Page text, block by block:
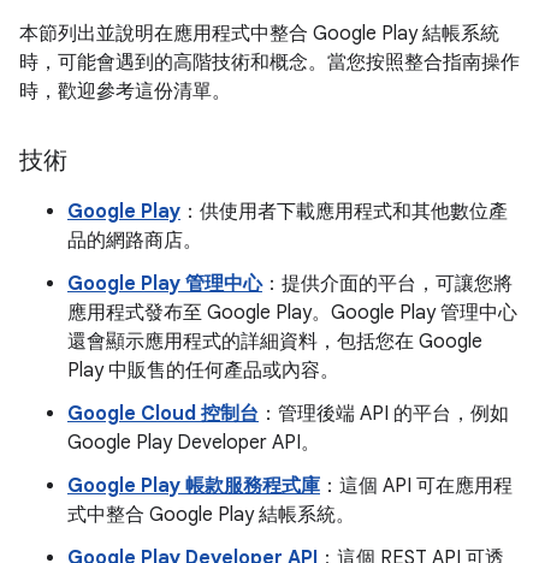
本節列出並說明在應用程式中整合 Google Play 結帳系統
時，可能會遇到的高階技術和概念。當您按照整合指南操作
時，歡迎參考這份清單。
技術
Google Play ：供使用者下載應用程式和其他數位產
品的網路商店。
Google Play 管理中心：提供介面的平台，可讓您將
應用程式發布至 Google Play。Google Play 管理中心
還會顯示應用程式的詳細資料，包括您在 Google
Play 中販售的任何產品或內容。
Google Cloud 控制台 ：管理後端 API 的平台，例如
Google Play Developer API。
Google Play 帳款服務程式庫 ：這個 API 可在應用程
式中整合 Google Play 結帳系統。
Google Play Developer API ：這個 REST API 可透